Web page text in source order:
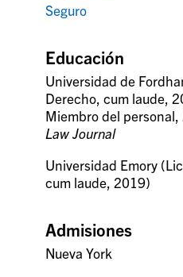
Seguro
Educación
Universidad de
Derecho, cum laude,
Miembro del personal,
Law Journal
Universidad Emory
cum laude, 2019)
Admisiones
Nueva York